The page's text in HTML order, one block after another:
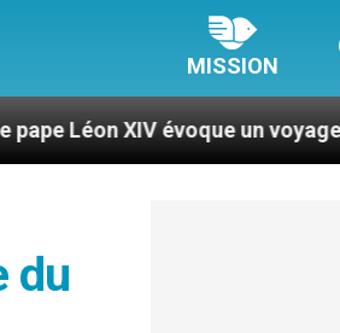
MISSION
évoque un voyage aux États-Unis
du